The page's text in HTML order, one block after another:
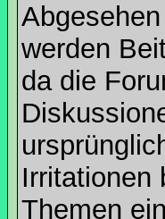
werden
da die
Irritationen
Themen